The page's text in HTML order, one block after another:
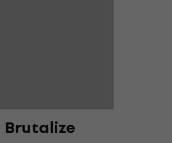
Brutalize